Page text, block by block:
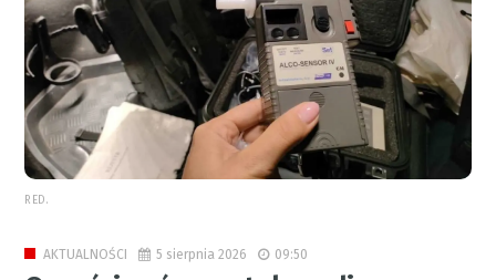
RED.
AKTUALNOŚCI 5 sierpnia 2026 09:50